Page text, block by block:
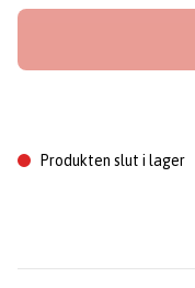
Produkten slut i lager